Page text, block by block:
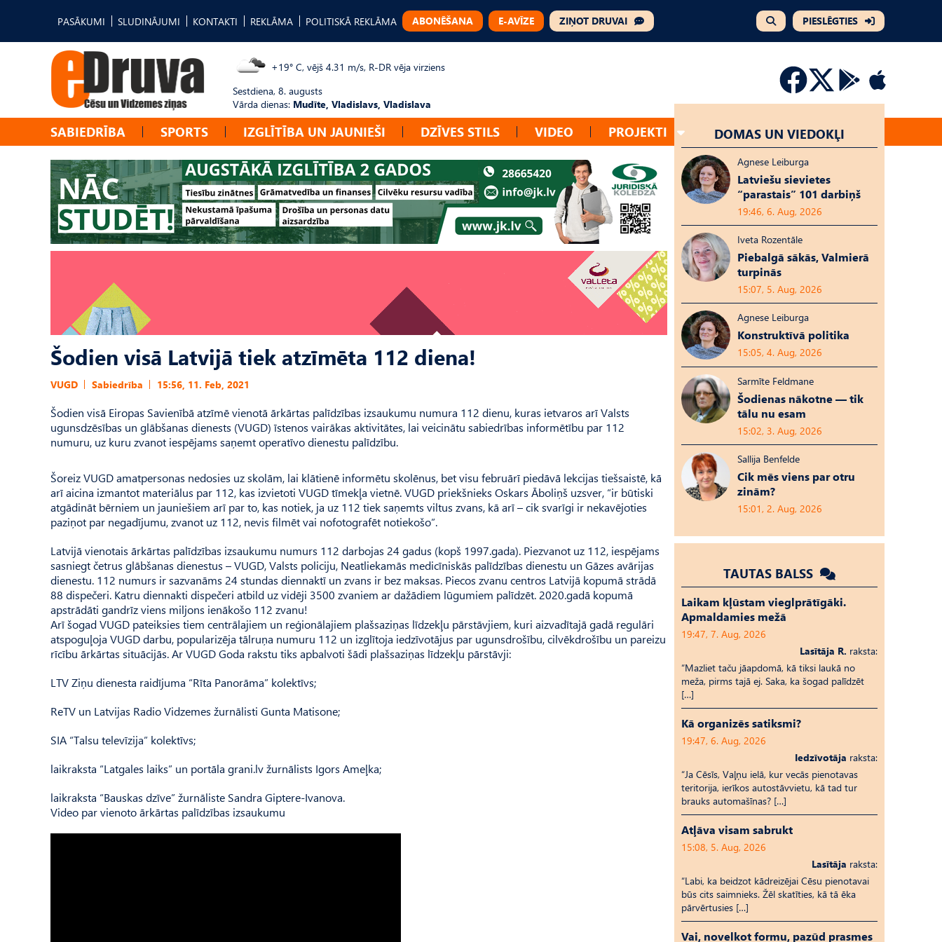
PASĀKUMI SLUDINĀJUMI KONTAKTI REKLĀMA POLITISKĀ REKLĀMA ABONĒŠANA E-AVĪZE ZIŅOT DRUVAI PIESLĒGTIES
+19° C, vējš 4.31 m/s, R-DR vēja virziens
Sestdiena, 8. augusts
Vārda dienas: Mudīte, Vladislavs, Vladislava
SABIEDRĪBA SPORTS IZGLĪTĪBA UN JAUNIEŠI DZĪVES STILS VIDEO PROJEKTI
Šodien visā Latvijā tiek atzīmēta 112 diena!
VUGD Sabiedrība 15:56, 11. Feb, 2021
Šodien visā Eiropas Savienībā atzīmē vienotā ārkārtas palīdzības izsaukumu numura 112 dienu, kuras ietvaros arī Valsts
ugunsdzēsības un glābšanas dienests (VUGD) īstenos vairākas aktivitātes, lai veicinātu sabiedrības informētību par 112
numuru, uz kuru zvanot iespējams saņemt operatīvo dienestu palīdzību.
Šoreiz VUGD amatpersonas nedosies uz skolām, lai klātienē informētu skolēnus, bet visu februārī piedāvā lekcijas tiešsaistē, kā
arī aicina izmantot materiālus par 112, kas izvietoti VUGD tīmekļa vietnē. VUGD priekšnieks Oskars Āboliņš uzsver, “ir būtiski
atgādināt bērniem un jauniešiem arī par to, kas notiek, ja uz 112 tiek saņemts viltus zvans, kā arī – cik svarīgi ir nekavējoties
paziņot par negadījumu, zvanot uz 112, nevis filmēt vai nofotografēt notiekošo”.
Latvijā vienotais ārkārtas palīdzības izsaukumu numurs 112 darbojas 24 gadus (kopš 1997.gada). Piezvanot uz 112, iespējams
sasniegt četrus glābšanas dienestus – VUGD, Valsts policiju, Neatliekamās medicīniskās palīdzības dienestu un Gāzes avārijas
dienestu. 112 numurs ir sazvanāms 24 stundas diennaktī un zvans ir bez maksas. Piecos zvanu centros Latvijā kopumā strādā
88 dispečeri. Katru diennakti dispečeri atbild uz vidēji 3500 zvaniem ar dažādiem lūgumiem palīdzēt. 2020.gadā kopumā
apstrādāti gandrīz viens miljons ienākošo 112 zvanu!
Arī šogad VUGD pateiksies tiem centrālajiem un reģionālajiem plašsaziņas līdzekļu pārstāvjiem, kuri aizvadītajā gadā regulāri
atspoguļoja VUGD darbu, popularizēja tālruņa numuru 112 un izglītoja iedzīvotājus par ugunsdrošību, cilvēkdrošību un pareizu
rīcību ārkārtas situācijās. Ar VUGD Goda rakstu tiks apbalvoti šādi plašsaziņas līdzekļu pārstāvji:
LTV Ziņu dienesta raidījuma “Rīta Panorāma” kolektīvs;
ReTV un Latvijas Radio Vidzemes žurnālisti Gunta Matisone;
SIA “Talsu televīzija” kolektīvs;
laikraksta “Latgales laiks” un portāla grani.lv žurnālists Igors Ameļka;
laikraksta “Bauskas dzīve” žurnāliste Sandra Giptere-Ivanova.
Video par vienoto ārkārtas palīdzības izsaukumu
DOMAS UN VIEDOKĻI
Agnese Leiburga
Latviešu sievietes
“parastais” 101 darbiņš
19:46, 6. Aug, 2026
Iveta Rozentāle
Piebalgā sākās, Valmierā
turpinās
15:07, 5. Aug, 2026
Agnese Leiburga
Konstruktīvā politika
15:05, 4. Aug, 2026
Sarmīte Feldmane
Šodienas nākotne — tik
tālu nu esam
15:02, 3. Aug, 2026
Sallija Benfelde
Cik mēs viens par otru
zinām?
15:01, 2. Aug, 2026
TAUTAS BALSS
Laikam kļūstam vieglprātīgāki.
Apmaldamies mežā
19:47, 7. Aug, 2026
Lasītāja R. raksta:
“Mazliet taču jāapdomā, kā tiksi laukā no
meža, pirms tajā ej. Saka, ka šogad palīdzēt
[…]
Kā organizēs satiksmi?
19:47, 6. Aug, 2026
Iedzīvotāja raksta:
“Ja Cēsīs, Vaļņu ielā, kur vecās pienotavas
teritorija, ierīkos autostāvvietu, kā tad tur
brauks automašīnas? […]
Atļāva visam sabrukt
15:08, 5. Aug, 2026
Lasītāja raksta:
“Labi, ka beidzot kādreizējai Cēsu pienotavai
būs cits saimnieks. Žēl skatīties, kā tā ēka
pārvērtusies […]
Vai, novelkot formu, pazūd prasmes